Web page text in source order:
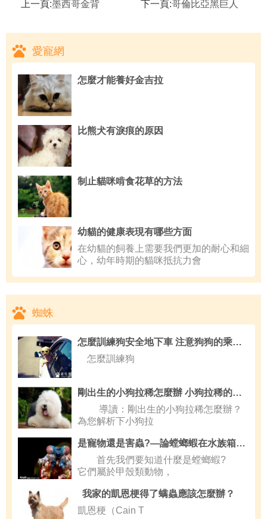
上一頁:墨西哥金背 下一頁:哥倫比亞黑巨人
愛寵網
怎麼才能養好金吉拉
比熊犬有淚痕的原因
制止貓咪啃食花草的方法
幼貓的健康表現有哪些方面
在幼貓的飼養上需要我們更加的耐心和細
心，幼年時期的貓咪抵抗力會
蜘蛛
怎麼訓練狗安全地下車 注意狗狗的乘車安全
怎麼訓練狗
剛出生的小狗拉稀怎麼辦 小狗拉稀的原因
導讀：剛出生的小狗拉稀怎麼辦？
為您解析下小狗拉
是寵物還是害蟲?—論螳螂蝦在水族箱中的定位
首先我們要知道什麼是螳螂蝦?
它們屬於甲殼類動物，
我家的凱恩梗得了螨蟲應該怎麼辦？
凱恩梗（Cain T